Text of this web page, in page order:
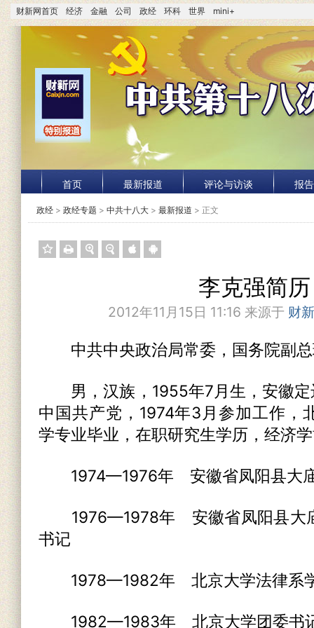
财新网首页 经济 金融 公司 政经 环科 世界 mini+
首页 最新报道 评论与访谈 报
政经 > 政经专题 > 中共十八大 > 最新报道 > 正文
李克强简历
2012年11月15日 11:16 来源于 财
中共中央政治局常委，国务院副总
男，汉族，1955年7月生，安徽定
中国共产党，1974年3月参加工作，
学专业毕业，在职研究生学历，经济
1974—1976年 安徽省凤阳县大庙
1976—1978年 安徽省凤阳县大庙
书记
1978—1982年 北京大学法律系学
1982—1983年 北京大学团委书